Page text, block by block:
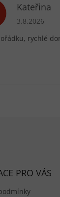
Kateřina
Hodnocení
3.8.2026
rychlé
PRO VÁS